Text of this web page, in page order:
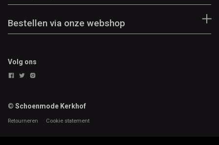
Bestellen via onze webshop
Volg ons
© Schoenmode Kerkhof
Retourneren Cookie statement